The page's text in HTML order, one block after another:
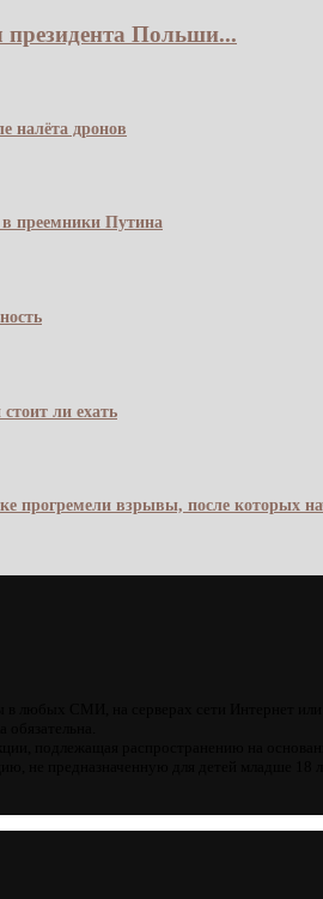
президента Польши...
налёта дронов
в преемники Путина
ли ехать
прогремели взрывы, после которых